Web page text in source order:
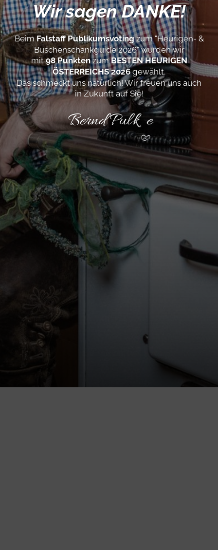
Wir sagen DANKE!
BeimFalstaff Publikumsvotingzum "Heurigen- &
Buschenschankguide 2026" wurden wir
mit98 PunktenzumBESTEN HEURIGEN
ÖSTERREICHS 2026gewählt.
Das schmeckt uns natürlich! Wir freuen uns auch
in Zukunft auf Sie!
BerndPulke r
&da s g e